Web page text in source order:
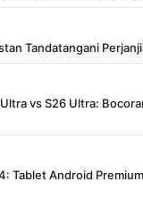
Tandatangani
vs S26 Ultra:
Tablet Android